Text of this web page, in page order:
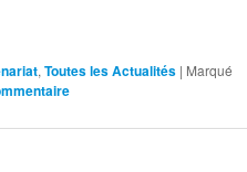
,Toutes les Actualités | Marqué